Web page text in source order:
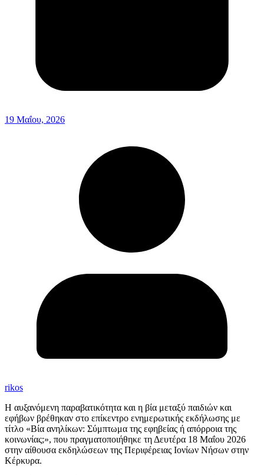
19 Μαΐου, 2026
rikos
Η αυξανόμενη παραβατικότητα και η βία μεταξύ παιδιών και
εφήβων βρέθηκαν στο επίκεντρο ενημερωτικής εκδήλωσης με
τίτλο «Βία ανηλίκων: Σύμπτωμα της εφηβείας ή απόρροια της
κοινωνίας;», που πραγματοποιήθηκε τη Δευτέρα 18 Μαΐου 2026
στην αίθουσα εκδηλώσεων της Περιφέρειας Ιονίων Νήσων στην
Κέρκυρα.